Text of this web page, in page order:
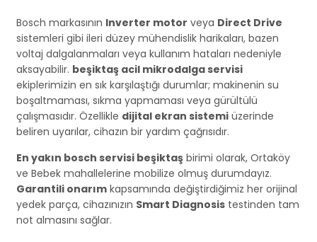
Bosch markasının Inverter motor veya Direct Drive
sistemleri gibi ileri düzey mühendislik harikaları, bazen
voltaj dalgalanmaları veya kullanım hataları nedeniyle
aksayabilir. beşiktaş acil mikrodalga servisi
ekiplerimizin en sık karşılaştığı durumlar; makinenin su
boşaltmaması, sıkma yapmaması veya gürültülü
çalışmasıdır. Özellikle dijital ekran sistemi üzerinde
beliren uyarılar, cihazın bir yardım çağrısıdır.
En yakın bosch servisi beşiktaş birimi olarak, Ortaköy
ve Bebek mahallelerine mobilize olmuş durumdayız.
Garantili onarım kapsamında değiştirdiğimiz her orijinal
yedek parça, cihazınızın Smart Diagnosis testinden tam
not almasını sağlar.